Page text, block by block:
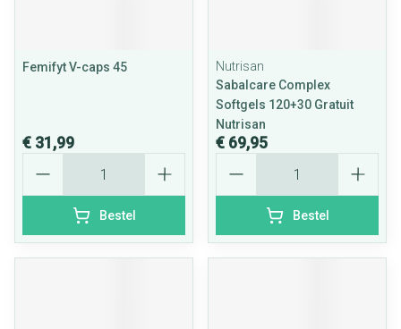
Femifyt V-caps 45
€ 31,99
Bestel
Nutrisan
Sabalcare Complex
Softgels 120+30 Gratuit
Nutrisan
€ 69,95
Bestel